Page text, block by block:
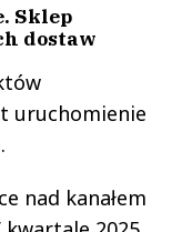
Sklep
dostaw
uruchomienie
nad kanałem